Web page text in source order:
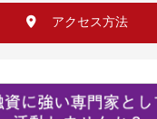
アクセス方法